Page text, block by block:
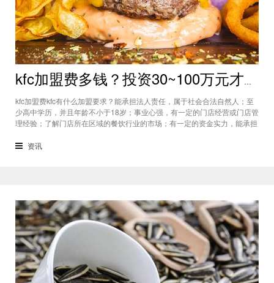
kfc加盟费多钱？投资30~100万元才能开一家kfc加盟店
kfc加盟费kfc有什么加盟要求？能承担法人责任，属于社会合法自然人；至
少高中学历，并且年龄不小于18岁；事业心强，有一定的门店经营或门店管
理经验；了解门店所在区域的餐饮行业的市场；有一定的资金实力，能承担
际关系好，门店财务能自行整理清楚。kfc有什么开店技巧？门店选址：有
资讯